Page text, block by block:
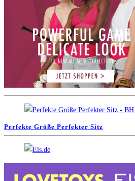
Perfekte Größe Perfekter Sitz